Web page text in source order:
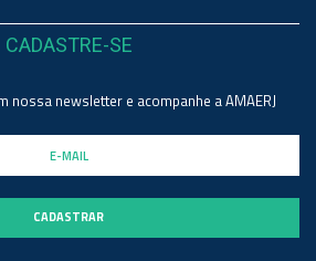
CADASTRE-SE
nossa newsletter e acompanhe a AMAERJ